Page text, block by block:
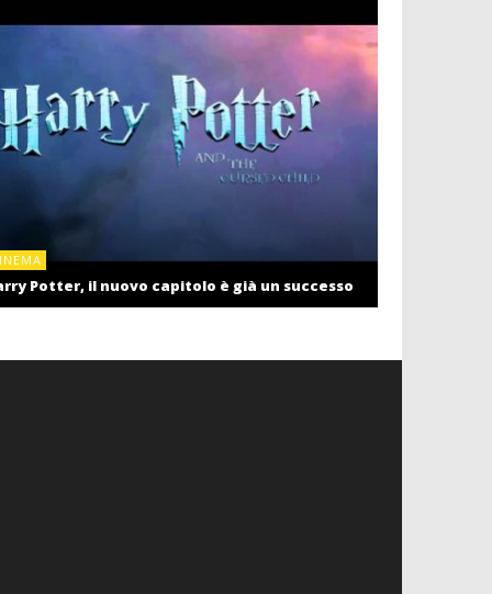
Potter, il nuovo capitolo è già un successo